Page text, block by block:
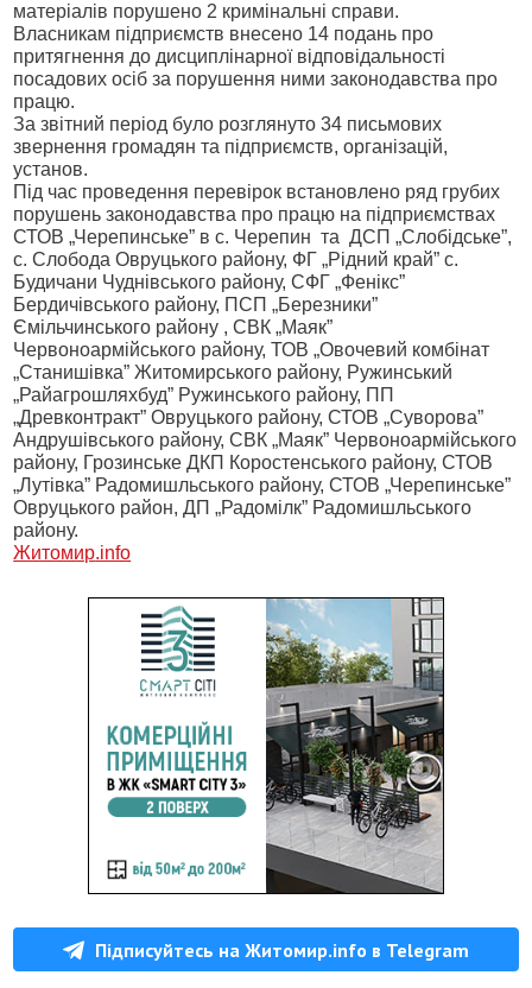
матеріалів порушено 2 кримінальні справи.
Власникам підприємств внесено 14 подань про
притягнення до дисциплінарної відповідальності
посадових осіб за порушення ними законодавства про
працю.
За звітний період було розглянуто 34 письмових
звернення громадян та підприємств, організацій,
установ.
Під час проведення перевірок встановлено ряд грубих
порушень законодавства про працю на підприємствах
СТОВ „Черепинське” в с. Черепин та ДСП „Слобідське”,
с. Слобода Овруцького району, ФГ „Рідний край” с.
Будичани Чуднівського району, СФГ „Фенікс”
Бердичівського району, ПСП „Березники”
Ємільчинського району , СВК „Маяк”
Червоноармійського району, ТОВ „Овочевий комбінат
„Станишівка” Житомирського району, Ружинський
„Райагрошляхбуд” Ружинського району, ПП
„Древконтракт” Овруцького району, СТОВ „Суворова”
Андрушівського району, СВК „Маяк” Червоноармійського
району, Грозинське ДКП Коростенського району, СТОВ
„Лутівка” Радомишльського району, СТОВ „Черепинське”
Овруцького район, ДП „Радомілк” Радомишльського
району.
Житомир.info
Підписуйтесь на Житомир.info в Telegram